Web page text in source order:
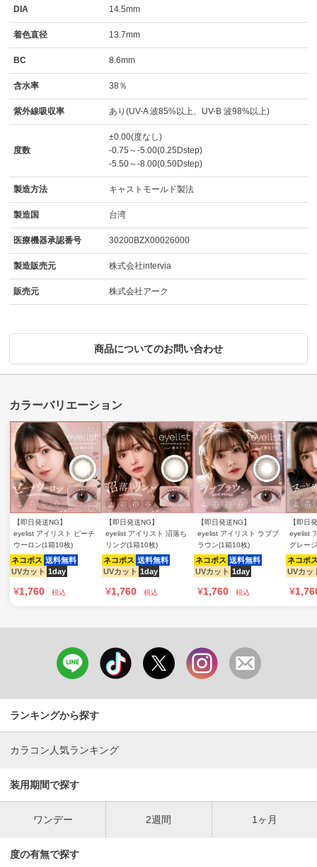
DIA 14.5mm
着色直径 13.7mm
BC 8.6mm
含水率 38％
紫外線吸収率 あり(UV-A 波85%以上、UV-B 波98%以上)
度数
±0.00(度なし)
-0.75～-5.00(0.25Dstep)
-5.50～-8.00(0.50Dstep)
製造方法 キャストモールド製法
製造国 台湾
医療機器承認番号 30200BZX00026000
製造販売元 株式会社intervia
販売元 株式会社アーク
商品についてのお問い合わせ
【即日発送NG】
eyelist アイリスト ピーチ
ウーロン(1箱10枚)
ネコポス 送料無料
UVカット 1day
¥1,760 税込
【即日発送NG】
eyelist アイリスト 沼落ち
リング(1箱10枚)
ネコポス 送料無料
UVカット 1day
¥1,760 税込
【即日発送NG】
eyelist アイリスト ラブブ
ラウン(1箱10枚)
ネコポス 送料無料
UVカット 1day
¥1,760 税込
【即日
eyelist
グレー
ネコポ
UVカッ
¥
ランキングから探す
カラコン人気ランキング
装用期間で探す
ワンデー 2週間 1ヶ月
度の有無で探す